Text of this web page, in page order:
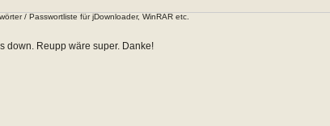
/ Passwortliste für jDownloader, WinRAR etc.
down. Reupp wäre super. Danke!